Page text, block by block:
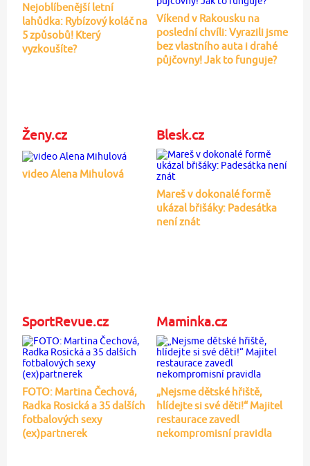
Nejoblíbenější letní
lahůdka: Rybízový koláč na
5 způsobů! Který
vyzkoušíte?
Víkend v Rakousku na
poslední chvíli: Vyrazili jsme
bez vlastního auta i drahé
půjčovny! Jak to funguje?
Ženy.cz
video Alena Mihulová
Blesk.cz
Mareš v dokonalé formě
ukázal břišáky: Padesátka
není znát
SportRevue.cz
FOTO: Martina Čechová,
Radka Rosická a 35 dalších
fotbalových sexy
(ex)partnerek
Maminka.cz
„Nejsme dětské hřiště,
hlídejte si své děti!“ Majitel
restaurace zavedl
nekompromisní pravidla